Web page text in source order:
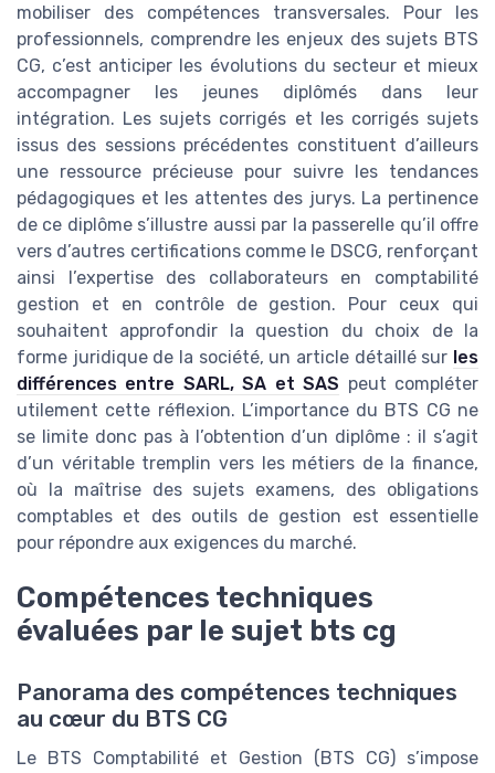
mobiliser des compétences transversales. Pour les
professionnels, comprendre les enjeux des sujets BTS
CG, c’est anticiper les évolutions du secteur et mieux
accompagner les jeunes diplômés dans leur
intégration. Les sujets corrigés et les corrigés sujets
issus des sessions précédentes constituent d’ailleurs
une ressource précieuse pour suivre les tendances
pédagogiques et les attentes des jurys. La pertinence
de ce diplôme s’illustre aussi par la passerelle qu’il offre
vers d’autres certifications comme le DSCG, renforçant
ainsi l’expertise des collaborateurs en comptabilité
gestion et en contrôle de gestion. Pour ceux qui
souhaitent approfondir la question du choix de la
forme juridique de la société, un article détaillé sur les
différences entre SARL, SA et SAS peut compléter
utilement cette réflexion. L’importance du BTS CG ne
se limite donc pas à l’obtention d’un diplôme : il s’agit
d’un véritable tremplin vers les métiers de la finance,
où la maîtrise des sujets examens, des obligations
comptables et des outils de gestion est essentielle
pour répondre aux exigences du marché.
Compétences techniques
évaluées par le sujet bts cg
Panorama des compétences techniques
au cœur du BTS CG
Le BTS Comptabilité et Gestion (BTS CG) s’impose